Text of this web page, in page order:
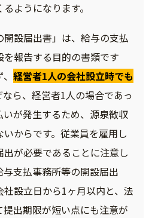
ようになります。
開設届出書」は、給与の支払
報告する目的の書類です
経営者1人の会社設立時でも
ら、経営者1人の場合であっ
が発生するため、源泉徴収
からです。従業員を雇用し
が必要であることに注意し
支払事務所等の開設届出
設立日から1ヶ月以内と、法
出期限が短い点にも注意が